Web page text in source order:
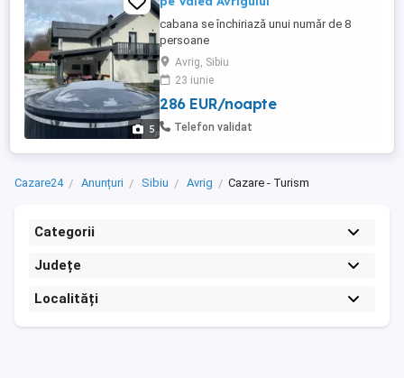
5
cabana se închiriază unui număr de 8
persoane
Avrig, Sibiu
23 iunie
286 EUR/noapte
Telefon validat
Cazare24 Anunțuri Sibiu Avrig Cazare - Turism
Categorii
Județe
Localități